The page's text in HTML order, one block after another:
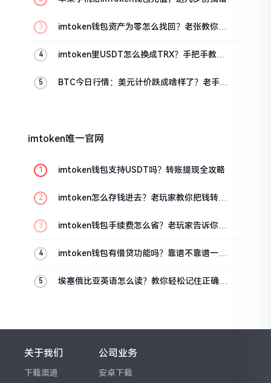
imtoken钱包资产为零怎么找回？老张教你几
imtoken里USDT怎么换成TRX？手把手教你
BTC今日行情：美元计价跌成啥样了？老手教
imtoken唯一官网
imtoken钱包支持USDT吗？转账提现全攻略
imtoken怎么存钱进去？老玩家教你把钱转进
imtoken钱包手续费怎么省？老玩家告诉你几
imtoken钱包有借贷功能吗？靠谱不靠谱一文
埃塞俄比亚英语怎么读？教你轻松记住正确发
关于我们
下载渠道
公司业务
安卓下载